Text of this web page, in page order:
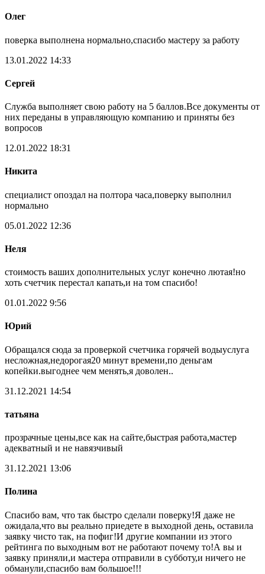
Олег
поверка выполнена нормально,спасибо мастеру за работу
13.01.2022 14:33
Сергей
Служба выполняет свою работу на 5 баллов.Все документы от
них переданы в управляющую компанию и приняты без
вопросов
12.01.2022 18:31
Никита
специалист опоздал на полтора часа,поверку выполнил
нормально
05.01.2022 12:36
Неля
стоимость ваших дополнительных услуг конечно лютая!но
хоть счетчик перестал капать,и на том спасибо!
01.01.2022 9:56
Юрий
Обращался сюда за проверкой счетчика горячей водыуслуга
несложная,недорогая20 минут времени,по деньгам
копейки.выгоднее чем менять,я доволен..
31.12.2021 14:54
татьяна
прозрачные цены,все как на сайте,быстрая работа,мастер
адекватный и не навязчивый
31.12.2021 13:06
Полина
Спасибо вам, что так быстро сделали поверку!Я даже не
ожидала,что вы реально приедете в выходной день, оставила
заявку чисто так, на пофиг!И другие компании из этого
рейтинга по выходным вот не работают почему то!А вы и
заявку приняли,и мастера отправили в субботу,и ничего не
обманули,спасибо вам большое!!!